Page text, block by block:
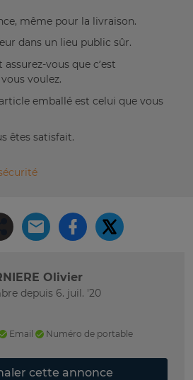
même pour la livraison.
dans un lieu public sûr.
vous que c’est
voulez.
emballé est celui que vous
êtes satisfait.
Olivier
depuis 6. juil. '20
Email Numéro de portable
cette annonce